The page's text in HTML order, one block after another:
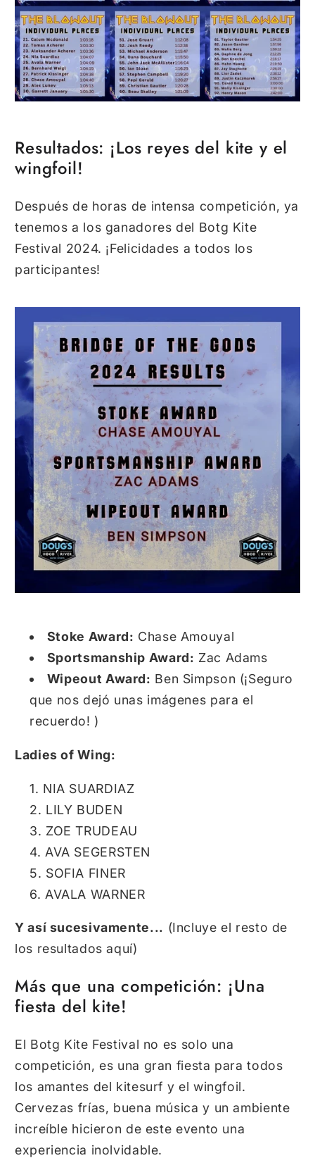
Resultados: ¡Los reyes del kite y el
wingfoil!
Después de horas de intensa competición, ya
tenemos a los ganadores del Botg Kite
Festival 2024. ¡Felicidades a todos los
participantes!
Stoke Award: Chase Amouyal
Sportsmanship Award: Zac Adams
Wipeout Award: Ben Simpson (¡Seguro
que nos dejó unas imágenes para el
recuerdo! )
Ladies of Wing:
NIA SUARDIAZ
LILY BUDEN
ZOE TRUDEAU
AVA SEGERSTEN
SOFIA FINER
AVALA WARNER
Y así sucesivamente... (Incluye el resto de
los resultados aquí)
Más que una competición: ¡Una
fiesta del kite!
El Botg Kite Festival no es solo una
competición, es una gran fiesta para todos
los amantes del kitesurf y el wingfoil.
Cervezas frías, buena música y un ambiente
increíble hicieron de este evento una
experiencia inolvidable.